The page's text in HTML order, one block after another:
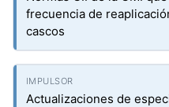
frecuencia de
cascos
Actualizaciones de